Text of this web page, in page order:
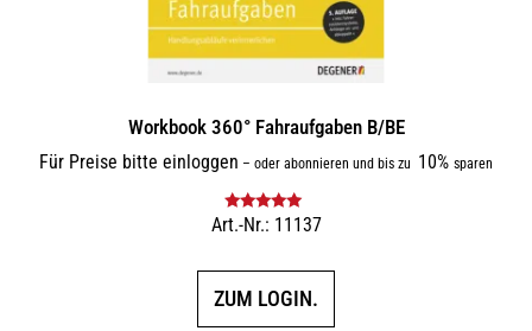
Workbook 360° Fahraufgaben B/BE
Für Preise bitte einloggen – oder abonnieren und bis zu 10% sparen
Bewertet mit
Art.-Nr.: 11137
ZUM LOGIN.